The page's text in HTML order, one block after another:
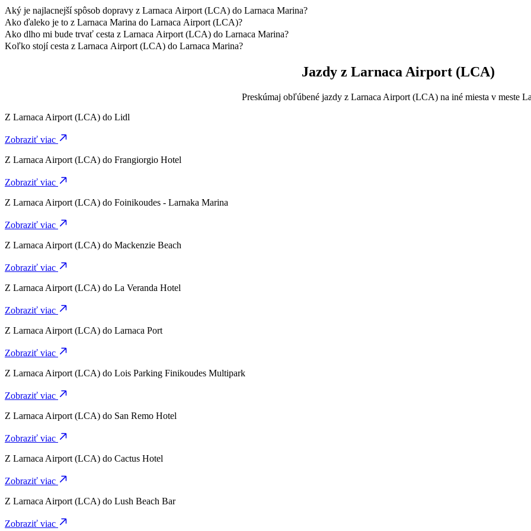
Aký je najlacnejší spôsob dopravy z Larnaca Airport (LCA) do Larnaca Marina?
Cenovo najvýhodnejším spôsobom cesty z Larnaca Airport (LCA) do Larnaca Marina je 4-Seater, bude ťa stáť približne 19,00 € EUR.
Ako ďaleko je to z Larnaca Marina do Larnaca Airport (LCA)?
Larnaca Marina je približne 8,9 km od Larnaca Airport (LCA).
Ako dlho mi bude trvať cesta z Larnaca Airport (LCA) do Larnaca Marina?
Cesta z Larnaca Airport (LCA) do Larnaca Marina s 4-Seater trvá približne 12 min.
Koľko stojí cesta z Larnaca Airport (LCA) do Larnaca Marina?
Jazdy z Larnaca Airport (LCA)
Preskúmaj obľúbené jazdy z Larnaca Airport (LCA) na iné miesta v meste
Z Larnaca Airport (LCA) do Lidl
Zobraziť viac
Z Larnaca Airport (LCA) do Frangiorgio Hotel
Zobraziť viac
Z Larnaca Airport (LCA) do Foinikoudes - Larnaka Marina
Zobraziť viac
Z Larnaca Airport (LCA) do Mackenzie Beach
Zobraziť viac
Z Larnaca Airport (LCA) do La Veranda Hotel
Zobraziť viac
Z Larnaca Airport (LCA) do Larnaca Port
Zobraziť viac
Z Larnaca Airport (LCA) do Lois Parking Finikoudes Multipark
Zobraziť viac
Z Larnaca Airport (LCA) do San Remo Hotel
Zobraziť viac
Z Larnaca Airport (LCA) do Cactus Hotel
Zobraziť viac
Z Larnaca Airport (LCA) do Lush Beach Bar
Zobraziť viac